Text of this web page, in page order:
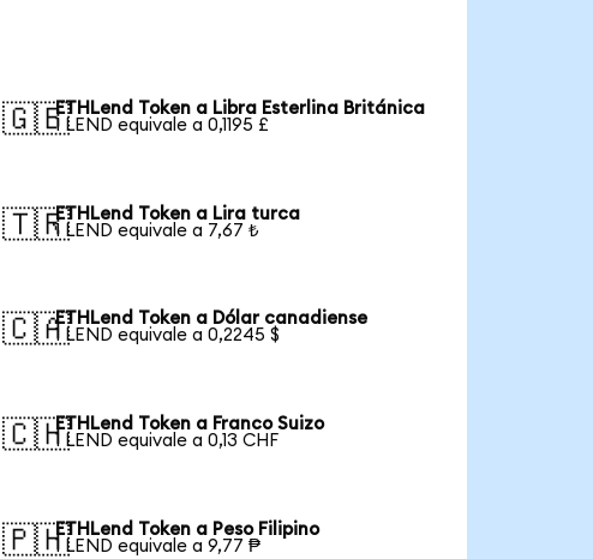
🇬🇧ETHLend Token a Libra Esterlina Británica
1 LEND equivale a 0,1195 £
🇹🇷ETHLend Token a Lira turca
1 LEND equivale a 7,67 ₺
🇨🇦ETHLend Token a Dólar canadiense
1 LEND equivale a 0,2245 $
🇨🇭ETHLend Token a Franco Suizo
1 LEND equivale a 0,13 CHF
🇵🇭ETHLend Token a Peso Filipino
1 LEND equivale a 9,77 ₱